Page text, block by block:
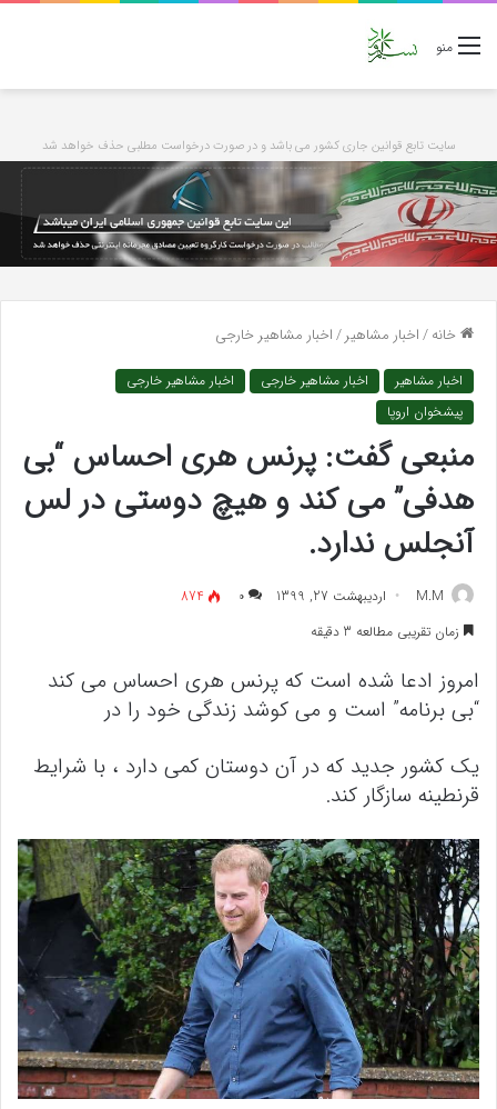
منو
سایت تابع قوانین جاری کشور می باشد و در صورت درخواست مطلبی حذف خواهد شد
خانه/اخبار مشاهیر/اخبار مشاهیر خارجی
اخبار مشاهیر اخبار مشاهیر خارجی
اخبار مشاهیر خارجی
پیشخوان اروپا
منبعی گفت: پرنس هری احساس “بی
هدفی” می کند و هیچ دوستی در لس
آنجلس ندارد.
M.M اردیبهشت 27, 1399 ۰
874
زمان تقریبی مطالعه 3 دقیقه
امروز ادعا شده است که پرنس هری احساس می کند
“بی برنامه” است و می کوشد زندگی خود را در
یک کشور جدید که در آن دوستان کمی دارد ، با شرایط
قرنطینه سازگار کند.